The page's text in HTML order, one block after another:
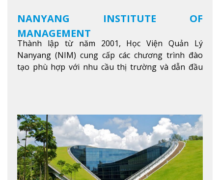
NANYANG INSTITUTE OF
MANAGEMENT
Thành lập từ năm 2001, Học Viện Quản Lý
Nanyang (NIM) cung cấp các chương trình đào
tạo phù hợp với nhu cầu thị trường và dẫn đầu
học tập và nghiên cứu chất lượng nhằm nâng cao
kỹ năng, kiến thức và năng lực của sinh viên và các
đối tác của trườngXem thêm